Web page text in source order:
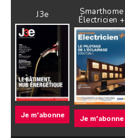
J3e
Je m'abonne
Smarthome
Électricien +
Je m'abonne